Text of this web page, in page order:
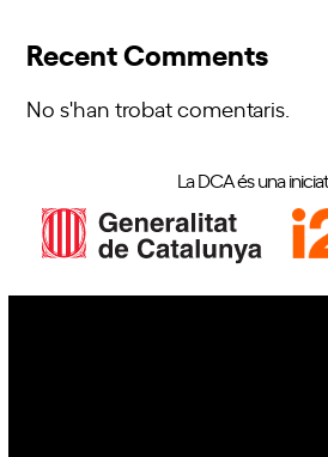
Recent Comments
No s'han trobat comentaris.
La DCA és una